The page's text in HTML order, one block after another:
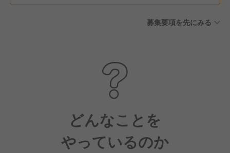
休暇備蓄制度あり 【休暇制
暇 結婚休暇 忌引休暇 公務休
暇 子の看護休暇 生理休暇
募集要項を先にみる
どんなことを
やっているのか